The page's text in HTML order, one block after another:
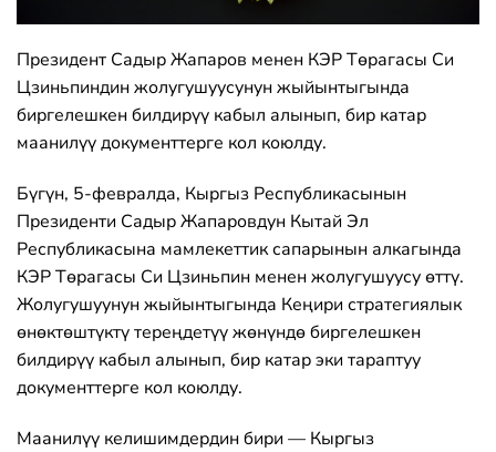
Президент Садыр Жапаров менен КЭР Төрагасы Си
Цзиньпиндин жолугушуусунун жыйынтыгында
биргелешкен билдирүү кабыл алынып, бир катар
маанилүү документтерге кол коюлду.
Бүгүн, 5-февралда, Кыргыз Республикасынын
Президенти Садыр Жапаровдун Кытай Эл
Республикасына мамлекеттик сапарынын алкагында
КЭР Төрагасы Си Цзиньпин менен жолугушуусу өттү.
Жолугушуунун жыйынтыгында Кеңири стратегиялык
өнөктөштүктү тереңдетүү жөнүндө биргелешкен
билдирүү кабыл алынып, бир катар эки тараптуу
документтерге кол коюлду.
Маанилүү келишимдердин бири — Кыргыз